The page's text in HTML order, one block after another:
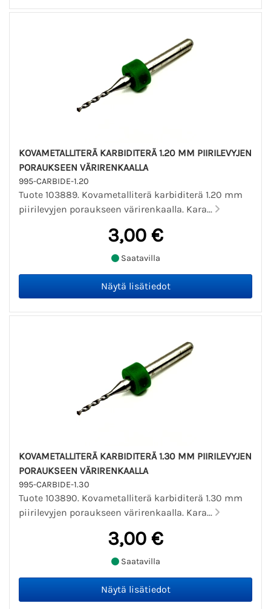
KOVAMETALLITERÄ KARBIDITERÄ 1.20 MM PIIRILEVYJEN
PORAUKSEEN VÄRIRENKAALLA
995-CARBIDE-1.20
Tuote 103889. Kovametalliterä karbiditerä 1.20 mm
piirilevyjen poraukseen värirenkaalla. Kara...
3,00 €
Saatavilla
KOVAMETALLITERÄ KARBIDITERÄ 1.30 MM PIIRILEVYJEN
PORAUKSEEN VÄRIRENKAALLA
995-CARBIDE-1.30
Tuote 103890. Kovametalliterä karbiditerä 1.30 mm
piirilevyjen poraukseen värirenkaalla. Kara...
3,00 €
Saatavilla